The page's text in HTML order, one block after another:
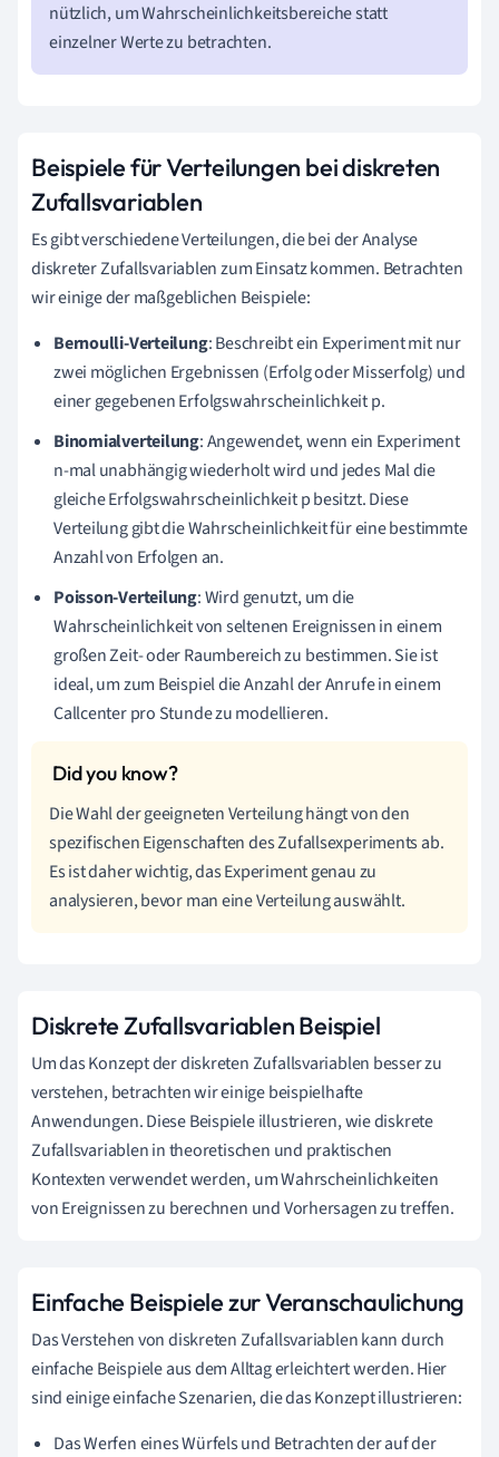
nützlich, um Wahrscheinlichkeitsbereiche statt
einzelner Werte zu betrachten.
Beispiele für Verteilungen bei diskreten
Zufallsvariablen
Es gibt verschiedene Verteilungen, die bei der Analyse
diskreter Zufallsvariablen zum Einsatz kommen. Betrachten
wir einige der maßgeblichen Beispiele:
Bernoulli-Verteilung: Beschreibt ein Experiment mit nur
zwei möglichen Ergebnissen (Erfolg oder Misserfolg) und
einer gegebenen Erfolgswahrscheinlichkeit p.
Binomialverteilung: Angewendet, wenn ein Experiment
n-mal unabhängig wiederholt wird und jedes Mal die
gleiche Erfolgswahrscheinlichkeit p besitzt. Diese
Verteilung gibt die Wahrscheinlichkeit für eine bestimmte
Anzahl von Erfolgen an.
Poisson-Verteilung: Wird genutzt, um die
Wahrscheinlichkeit von seltenen Ereignissen in einem
großen Zeit- oder Raumbereich zu bestimmen. Sie ist
ideal, um zum Beispiel die Anzahl der Anrufe in einem
Callcenter pro Stunde zu modellieren.
Die Wahl der geeigneten Verteilung hängt von den
spezifischen Eigenschaften des Zufallsexperiments ab.
Es ist daher wichtig, das Experiment genau zu
analysieren, bevor man eine Verteilung auswählt.
Diskrete Zufallsvariablen Beispiel
Um das Konzept der diskreten Zufallsvariablen besser zu
verstehen, betrachten wir einige beispielhafte
Anwendungen. Diese Beispiele illustrieren, wie diskrete
Zufallsvariablen in theoretischen und praktischen
Kontexten verwendet werden, um Wahrscheinlichkeiten
von Ereignissen zu berechnen und Vorhersagen zu treffen.
Einfache Beispiele zur Veranschaulichung
Das Verstehen von diskreten Zufallsvariablen kann durch
einfache Beispiele aus dem Alltag erleichtert werden. Hier
sind einige einfache Szenarien, die das Konzept illustrieren:
Das Werfen eines Würfels und Betrachten der auf der